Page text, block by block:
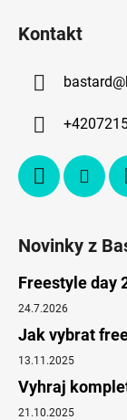
Kontakt
bastard@
Novinky z
Freestyle day
24.7.2026
Jak vybrat
13.11.2025
Vyhraj
21.10.2025